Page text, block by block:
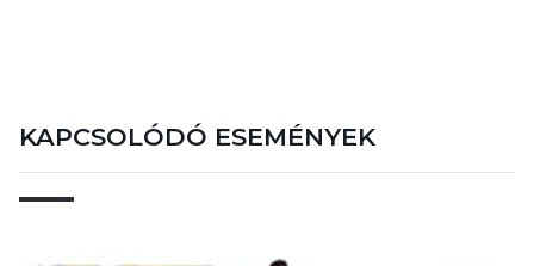
KAPCSOLÓDÓ ESEMÉNYEK